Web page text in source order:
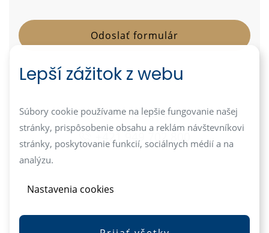
info@mediareal.sk
+421 949 702 800
Lepší zážitok z webu
Súbory cookie používame na lepšie fungovanie našej
stránky, prispôsobenie obsahu a reklám návštevníkovi
stránky, poskytovanie funkcií, sociálnych médií a na
analýzu.
Nastavenia cookies